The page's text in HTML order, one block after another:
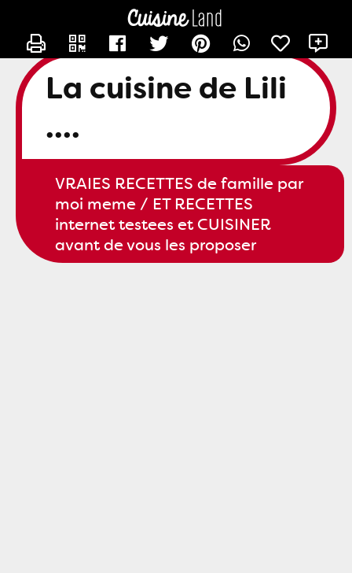
La cuisine de Lili
....
VRAIES RECETTES de famille par
moi meme / ET RECETTES
internet testees et CUISINER
avant de vous les proposer
CONTACTER SLILI34